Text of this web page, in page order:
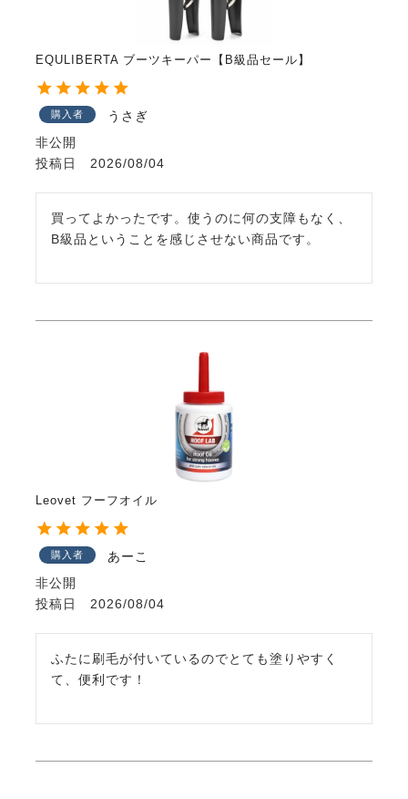
EQULIBERTA ブーツキーパー【B級品セール】
購入者
うさぎ
非公開
投稿日
2026/08/04
買ってよかったです。使うのに何の支障もなく、
B級品ということを感じさせない商品です。
Leovet フーフオイル
購入者
あーこ
非公開
投稿日
2026/08/04
ふたに刷毛が付いているのでとても塗りやすく
て、便利です！